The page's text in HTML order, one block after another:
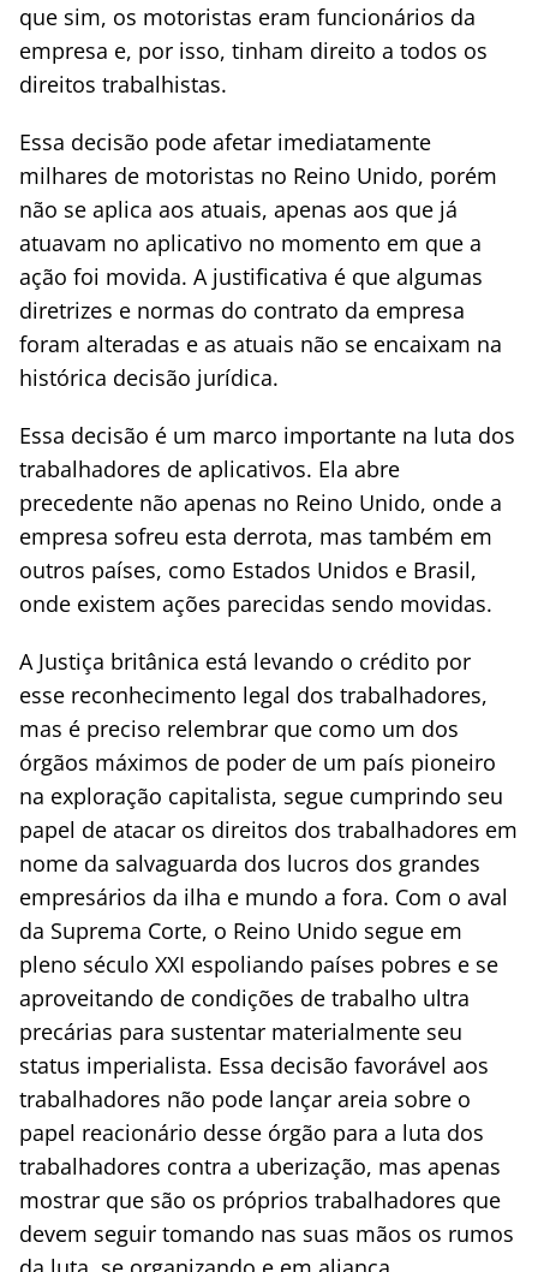
que sim, os motoristas eram funcionários da
empresa e, por isso, tinham direito a todos os
direitos trabalhistas.
Essa decisão pode afetar imediatamente
milhares de motoristas no Reino Unido, porém
não se aplica aos atuais, apenas aos que já
atuavam no aplicativo no momento em que a
ação foi movida. A justificativa é que algumas
diretrizes e normas do contrato da empresa
foram alteradas e as atuais não se encaixam na
histórica decisão jurídica.
Essa decisão é um marco importante na luta dos
trabalhadores de aplicativos. Ela abre
precedente não apenas no Reino Unido, onde a
empresa sofreu esta derrota, mas também em
outros países, como Estados Unidos e Brasil,
onde existem ações parecidas sendo movidas.
A Justiça britânica está levando o crédito por
esse reconhecimento legal dos trabalhadores,
mas é preciso relembrar que como um dos
órgãos máximos de poder de um país pioneiro
na exploração capitalista, segue cumprindo seu
papel de atacar os direitos dos trabalhadores em
nome da salvaguarda dos lucros dos grandes
empresários da ilha e mundo a fora. Com o aval
da Suprema Corte, o Reino Unido segue em
pleno século XXI espoliando países pobres e se
aproveitando de condições de trabalho ultra
precárias para sustentar materialmente seu
status imperialista. Essa decisão favorável aos
trabalhadores não pode lançar areia sobre o
papel reacionário desse órgão para a luta dos
trabalhadores contra a uberização, mas apenas
mostrar que são os próprios trabalhadores que
devem seguir tomando nas suas mãos os rumos